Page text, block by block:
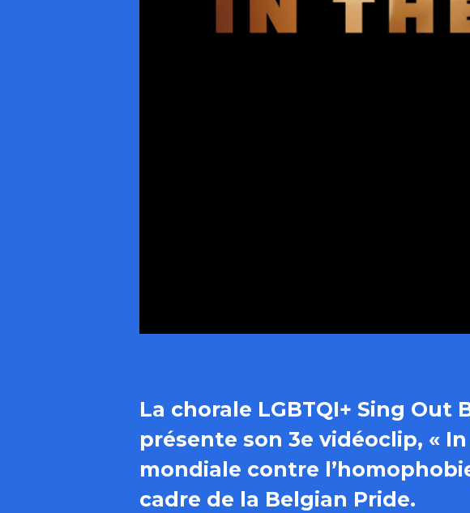
La chorale LGBTQI+ Sing Out
présente son 3e vidéoclip, «
mondiale contre
cadre de la Belgian Pride.